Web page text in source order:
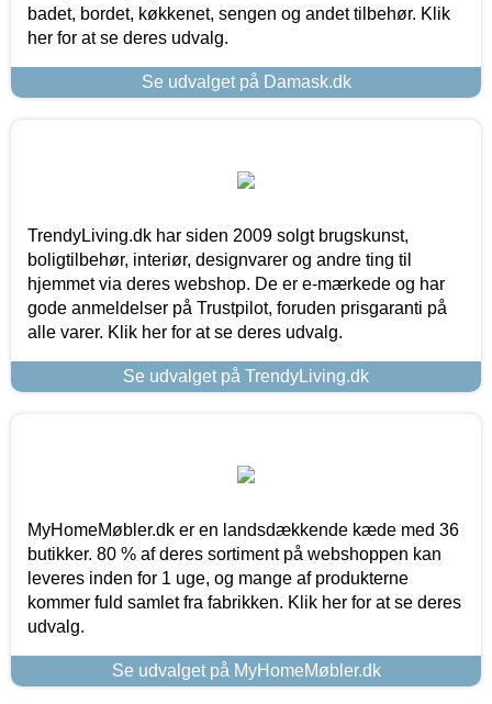
badet, bordet, køkkenet, sengen og andet tilbehør. Klik
her for at se deres udvalg.
Se udvalget på Damask.dk
TrendyLiving.dk har siden 2009 solgt brugskunst,
boligtilbehør, interiør, designvarer og andre ting til
hjemmet via deres webshop. De er e-mærkede og har
gode anmeldelser på Trustpilot, foruden prisgaranti på
alle varer. Klik her for at se deres udvalg.
Se udvalget på TrendyLiving.dk
MyHomeMøbler.dk er en landsdækkende kæde med 36
butikker. 80 % af deres sortiment på webshoppen kan
leveres inden for 1 uge, og mange af produkterne
kommer fuld samlet fra fabrikken. Klik her for at se deres
udvalg.
Se udvalget på MyHomeMøbler.dk